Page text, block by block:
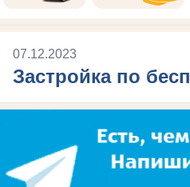
07.12.2023
Застройка по